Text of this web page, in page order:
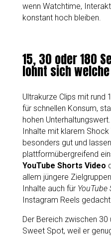
wenn Watchtime,
konstant hoch bleiben.
15, 30 oder 180
lohnt sich
Ultrakurze Clips mit rund
für schnellen Konsum,
hohen
Inhalte mit klarem
besonders gut und
plattformübergreifend
YouTube Shorts Video
allem jüngere
Inhalte auch für YouTube
Instagram Reels
Der Bereich zwischen 30
Sweet Spot, weil er